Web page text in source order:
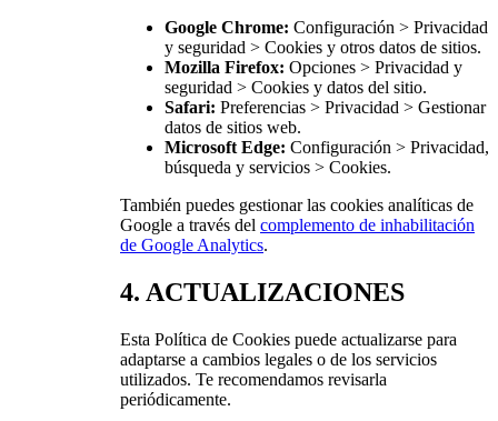
Google Chrome: Configuración > Privacidad
y seguridad > Cookies y otros datos de sitios.
Mozilla Firefox: Opciones > Privacidad y
seguridad > Cookies y datos del sitio.
Safari: Preferencias > Privacidad > Gestionar
datos de sitios web.
Microsoft Edge: Configuración > Privacidad,
búsqueda y servicios > Cookies.
También puedes gestionar las cookies analíticas de
Google a través del complemento de inhabilitación
de Google Analytics.
4. ACTUALIZACIONES
Esta Política de Cookies puede actualizarse para
adaptarse a cambios legales o de los servicios
utilizados. Te recomendamos revisarla
periódicamente.